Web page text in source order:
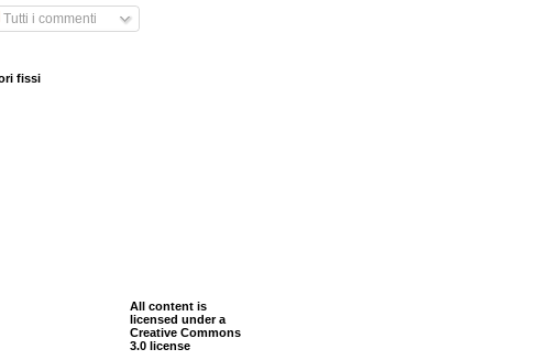
Tutti i commenti
fissi
All content is
licensed under a
Creative Commons
3.0 license